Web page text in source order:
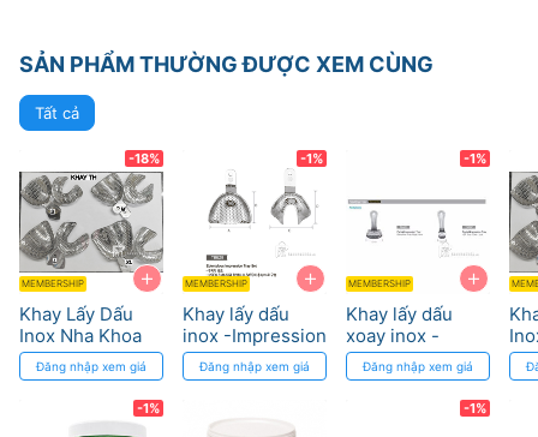
SẢN PHẨM THƯỜNG ĐƯỢC XEM CÙNG
Tất cả
+
-18%
MEMBERSHIP
Khay Lấy Dấu
Inox Nha Khoa
Đăng nhập xem giá
-1%
+
-1%
MEMBERSHIP
Khay lấy dấu
inox -Impression
Tray(Nickel-
plated) TBEZ8
Đăng nhập xem giá
+
-1%
MEMBERSHIP
Khay lấy dấu
xoay inox -
Impression Tray
SP tray (10ea)
Đăng nhập xem giá
-1%